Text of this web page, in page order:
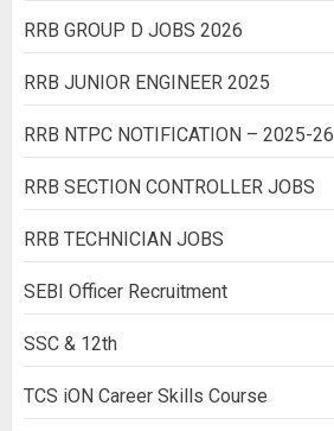
RRB GROUP D JOBS 2026
RRB JUNIOR ENGINEER 2025
RRB NTPC NOTIFICATION – 2025-26
RRB SECTION CONTROLLER JOBS
RRB TECHNICIAN JOBS
SEBI Officer Recruitment
SSC & 12th
TCS iON Career Skills Course